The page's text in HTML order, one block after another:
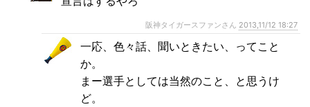
阪神タイガースファンさん 2013,11/12 18:27
一応、色々話、聞いときたい、ってこと
か。
まー選手としては当然のこと、と思うけ
ど。